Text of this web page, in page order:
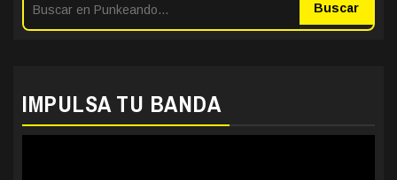
Buscar
IMPULSA TU BANDA